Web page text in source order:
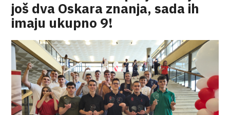
još dva Oskara znanja, sada ih
imaju ukupno 9!